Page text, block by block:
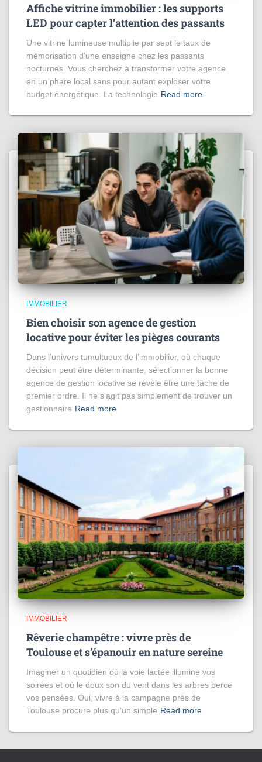
Affiche vitrine immobilier : les supports
LED pour capter l’attention des passants
Une vitrine lumineuse multiplie par sept le taux de
mémorisation d’une enseigne chez les passants
nocturnes. Vous cherchez à transformer votre agence
en un phare local sans pour autant exploser votre
budget énergétique. La technologie Read more
IMMOBILIER
Bien choisir son agence de gestion
locative pour éviter les pièges courants
Dans l’univers tumultueux de l’immobilier, où chaque
décision peut être déterminante, sélectionner la bonne
agence de gestion locative se révèle être une tâche de
premier ordre. Il ne s’agit pas simplement de trouver un
gestionnaire Read more
IMMOBILIER
Rêverie champêtre : vivre près de
Toulouse et s’épanouir en nature sereine
Imaginer un quotidien où la voie lactée illumine vos
soirées et où le doux son du vent dans les arbres berce
vos pensées. Oui, vivre à la campagne près de
Toulouse procure plus qu’un simple Read more